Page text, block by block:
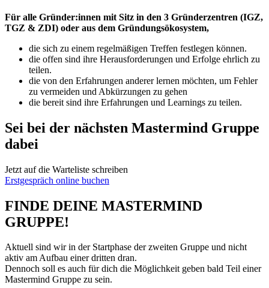
Für alle Gründer:innen mit Sitz in den 3 Gründerzentren (IGZ,
TGZ & ZDI) oder aus dem Gründungsökosystem,
die sich zu einem regelmäßigen Treffen festlegen können.
die offen sind ihre Herausforderungen und Erfolge ehrlich zu
teilen.
die von den Erfahrungen anderer lernen möchten, um Fehler
zu vermeiden und Abkürzungen zu gehen
die bereit sind ihre Erfahrungen und Learnings zu teilen.
Sei bei der nächsten Mastermind Gruppe
dabei
Jetzt auf die Warteliste schreiben
Erstgespräch online buchen
FINDE DEINE MASTERMIND
GRUPPE!
Aktuell sind wir in der Startphase der zweiten Gruppe und nicht
aktiv am Aufbau einer dritten dran.
Dennoch soll es auch für dich die Möglichkeit geben bald Teil einer
Mastermind Gruppe zu sein.